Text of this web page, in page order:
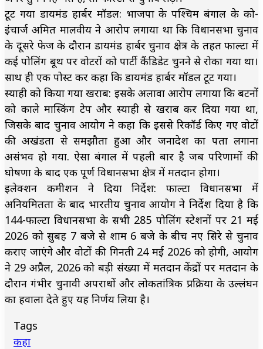
टूट गया डायमंड हार्बर मॉडल: भाजपा के पश्चिम बंगाल के को-
इंचार्ज अमित मालवीय ने आरोप लगाया था कि विधानसभा चुनाव
के दूसरे फेज के दौरान डायमंड हार्बर चुनाव क्षेत्र के तहत फाल्टा में
कई पोलिंग बूथ पर वोटरों को पार्टी कैंडिडेट चुनने से रोका गया था।
साथ ही एक पोस्ट कर कहा कि डायमंड हार्बर मॉडल टूट गया।
स्याही को किया गया खराब: इसके अलावा आरोप लगाया कि बटनों
को काले मास्किंग टेप और स्याही से खराब कर दिया गया था,
जिसके बाद चुनाव आयोग ने कहा कि इससे रिकॉर्ड किए गए वोटों
की अखंडता से समझौता हुआ और जनादेश का पता लगाना
असंभव हो गया. ऐसा बंगाल में पहली बार है जब परिणामों की
घोषणा के बाद एक पूर्ण विधानसभा क्षेत्र में मतदान होगा।
इलेक्शन कमीशन ने दिया निर्देश: फाल्टा विधानसभा में
अनियमितता के बाद भारतीय चुनाव आयोग ने निर्देश दिया है कि
144-फाल्टा विधानसभा के सभी 285 पोलिंग स्टेशनों पर 21 मई
2026 को सुबह 7 बजे से शाम 6 बजे के बीच नए सिरे से चुनाव
कराए जाएंगे और वोटों की गिनती 24 मई 2026 को होगी, आयोग
ने 29 अप्रैल, 2026 को बड़ी संख्या में मतदान केंद्रों पर मतदान के
दौरान गंभीर चुनावी अपराधों और लोकतांत्रिक प्रक्रिया के उल्लंघन
का हवाला देते हुए यह निर्णय लिया है।
Tags
कहा